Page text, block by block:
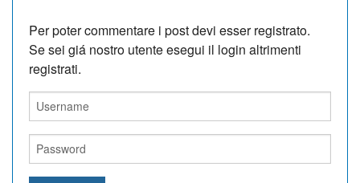
Per poter commentare i post devi esser registrato.
Se sei giá nostro utente esegui il login altrimenti
registrati.